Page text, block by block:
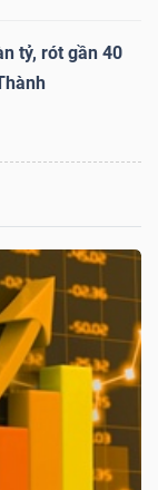
tỷ, rót gần 40